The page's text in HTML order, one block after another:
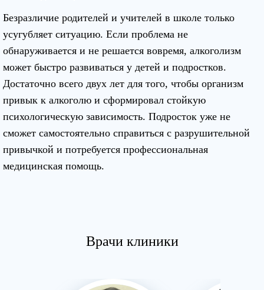
Безразличие родителей и учителей в школе только
усугубляет ситуацию. Если проблема не
обнаруживается и не решается вовремя, алкоголизм
может быстро развиваться у детей и подростков.
Достаточно всего двух лет для того, чтобы организм
привык к алкоголю и сформировал стойкую
психологическую зависимость. Подросток уже не
сможет самостоятельно справиться с разрушительной
привычкой и потребуется профессиональная
медицинская помощь.
Врачи клиники